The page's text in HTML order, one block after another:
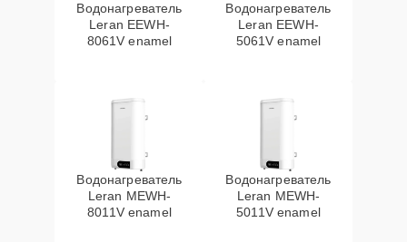
Водонагреватель
Leran EEWH-
8061V enamel
Водонагреватель
Leran EEWH-
5061V enamel
Водонагреватель
Leran MEWH-
8011V enamel
Водонагреватель
Leran MEWH-
5011V enamel